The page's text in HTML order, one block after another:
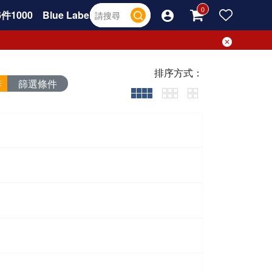
1000
Blue Label
篩選條件
排序方式：